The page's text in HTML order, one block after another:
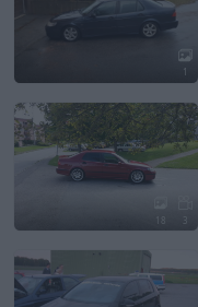
1
18 3